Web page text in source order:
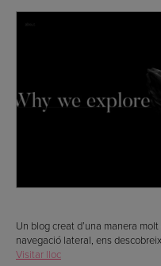
Un blog creat d’una manera
navegació lateral, ens
Visitar lloc